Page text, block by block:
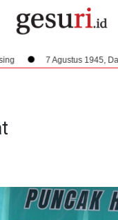
7 Agustus 1945,